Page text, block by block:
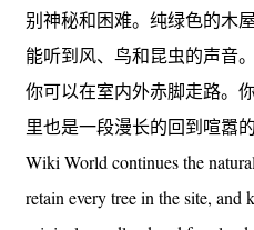
别神秘和困难。纯绿色的木
能听到风、鸟和昆虫的声音
你可以在室内外赤脚走路。
里也是一段漫长的回到喧嚣的
Wiki World continues the
retain every tree in the site, and